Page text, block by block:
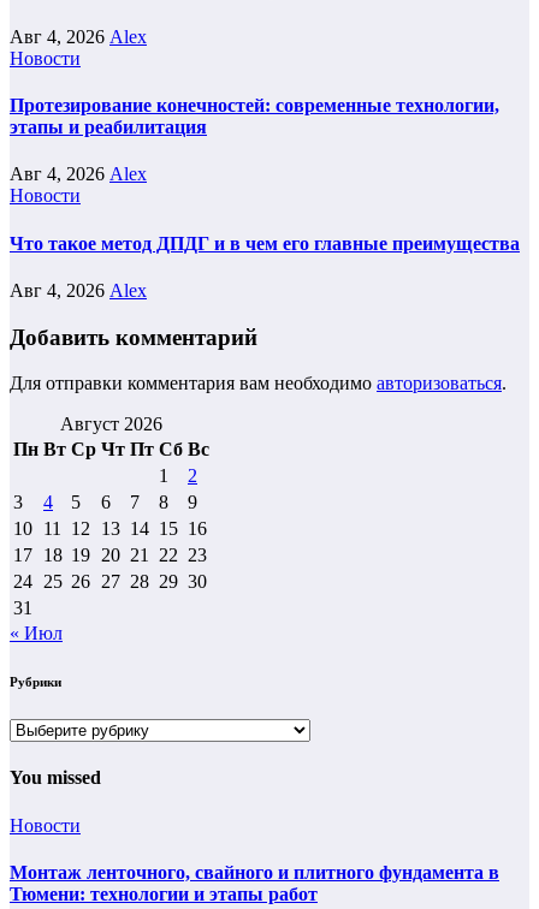
Авг 4, 2026 Alex
Новости
Протезирование конечностей: современные технологии,
этапы и реабилитация
Авг 4, 2026 Alex
Новости
Что такое метод ДПДГ и в чем его главные преимущества
Авг 4, 2026 Alex
Добавить комментарий
Для отправки комментария вам необходимо авторизоваться.
Август 2026
Пн Вт Ср Чт Пт Сб Вс
1
2
3
4 5 6 7 8
9
10 11 12 13 14 15 16
17 18 19 20 21 22 23
24 25 26 27 28 29 30
31
« Июл
Рубрики
Рубрики
You missed
Новости
Монтаж ленточного, свайного и плитного фундамента в
Тюмени: технологии и этапы работ